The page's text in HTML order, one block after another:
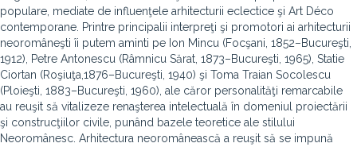
populare, mediate de influenţele arhitecturii eclectice şi Art Déco
contemporane. Printre principalii interpreţi şi promotori ai arhitecturii
neoromâneşti îi putem aminti pe Ion Mincu (Focşani, 1852–Bucureşti,
1912), Petre Antonescu (Râmnicu Sărat, 1873–Bucureşti, 1965), Statie
Ciortan (Roşiuţa,1876–Bucureşti, 1940) şi Toma Traian Socolescu
(Ploieşti, 1883–Bucureşti, 1960), ale căror personalităţi remarcabile
au reuşit să vitalizeze renaşterea intelectuală în domeniul proiectării
şi construcţiilor civile, punând bazele teoretice ale stilului
Neoromânesc. Arhitectura neoromânească a reuşit să se impună